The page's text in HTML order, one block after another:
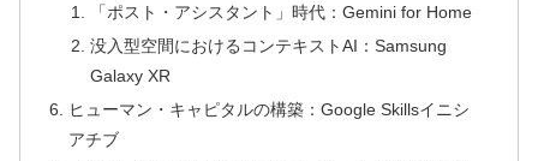
「ポスト・アシスタント」時代：Gemini for Home
没入型空間におけるコンテキストAI：Samsung
Galaxy XR
ヒューマン・キャピタルの構築：Google Skillsイニシ
アチブ